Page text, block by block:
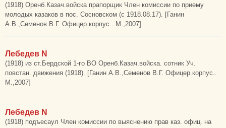
(1918) Оренб.Казач.войска прапорщик Член комиссии по приему
молодых казаков в пос. Сосновском (с 1918.08.17). [Ганин
А.В.,Семенов В.Г. Офицер.корпус.. М.,2007]
Лебедев N
(1918) из ст.Бердской 1-го ВО Оренб.Казач.войска. сотник Уч.
повстан. движения (1918). [Ганин А.В.,Семенов В.Г. Офицер.корпус..
М.,2007]
Лебедев N
(1918) подъесаул Член комиссии по выяснению прав каз. офиц. на